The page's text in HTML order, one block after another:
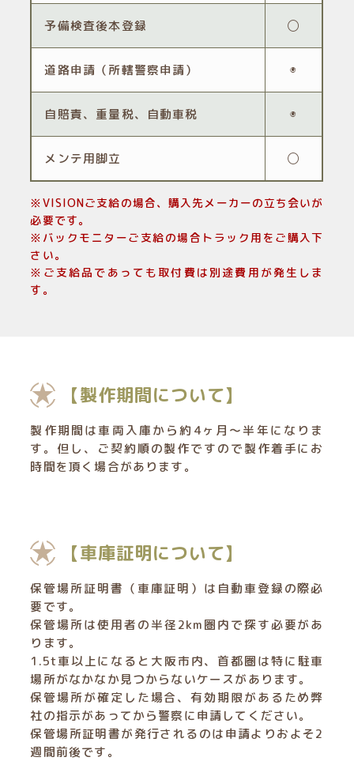
予備検査後本登録 ◯
道路申請（所轄警察申請） ◉
自賠責、重量税、自動車税 ◉
メンテ用脚立 ◯
※VISIONご支給の場合、購入先メーカーの立ち会いが
必要です。
※バックモニターご支給の場合トラック用をご購入下
さい。
※ご支給品であっても取付費は別途費用が発生しま
す。
【製作期間について】
製作期間は車両入庫から約4ヶ月〜半年になりま
す。但し、ご契約順の製作ですので製作着手にお
時間を頂く場合があります。
【車庫証明について】
保管場所証明書（車庫証明）は自動車登録の際必
要です。
保管場所は使用者の半径2km圏内で探す必要があ
ります。
1.5t車以上になると大阪市内、首都圏は特に駐車
場所がなかなか見つからないケースがあります。
保管場所が確定した場合、有効期限があるため弊
社の指示があってから警察に申請してください。
保管場所証明書が発行されるのは申請よりおよそ2
週間前後です。